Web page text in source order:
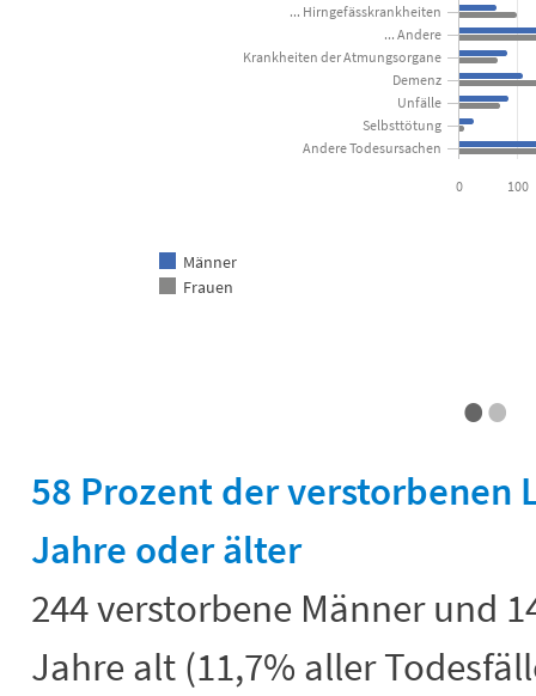
Männer
Frauen
0 100
... Hirngefässkrankheiten
... Andere
Krankheiten der Atmungsorgane
Demenz
Unfälle
Selbsttötung
Andere Todesursachen
••
58 Prozent der verstorbenen
Jahre oder älter
244 verstorbene Männer und
Jahre alt (11,7% aller